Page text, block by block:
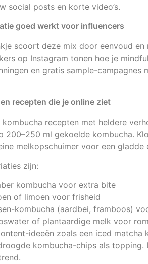
social posts en korte video’s.
goed werkt voor influencers
scoort deze mix door eenvoud
op Instagram tonen hoe je
en gratis sample-campagnes
recepten die je online ziet
recepten met heldere
200–250 ml gekoelde kombucha.
melkopschuimer voor een gladde
zijn:
kombucha voor extra bite
of limoen voor frisheid
kombucha (aardbei, framboos)
of plantaardige melk voor
ideeën zoals een iced
kombucha-chips als